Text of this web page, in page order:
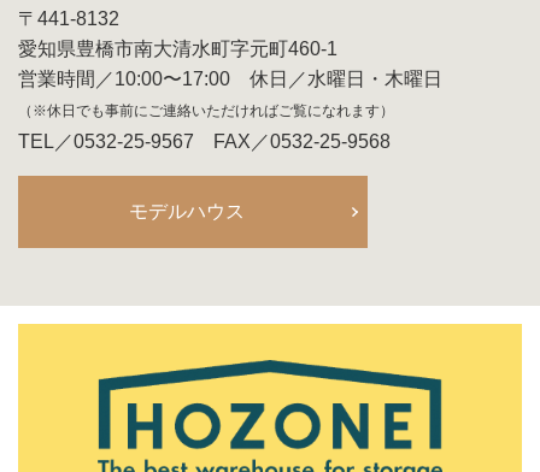
〒441-8132
愛知県豊橋市南大清水町字元町460-1
営業時間／10:00〜17:00 休日／水曜日・木曜日
（※休日でも事前にご連絡いただければご覧になれます）
TEL／0532-25-9567 FAX／0532-25-9568
モデルハウス